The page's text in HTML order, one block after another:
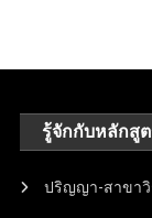
รู้จักกับหลักสู
ปริญญา-สาขา